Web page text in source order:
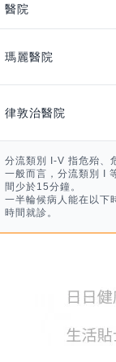
醫院
瑪麗醫院
律敦治醫院
分流類別 I-V 指危殆、
一般而言，分流類別 I
間少於15分鐘。
一半輪候病人能在以下
時間就診。